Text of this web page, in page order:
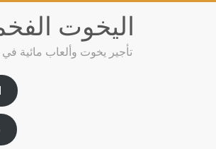
اليخوت
تأجير يخوت وألعاب مائية